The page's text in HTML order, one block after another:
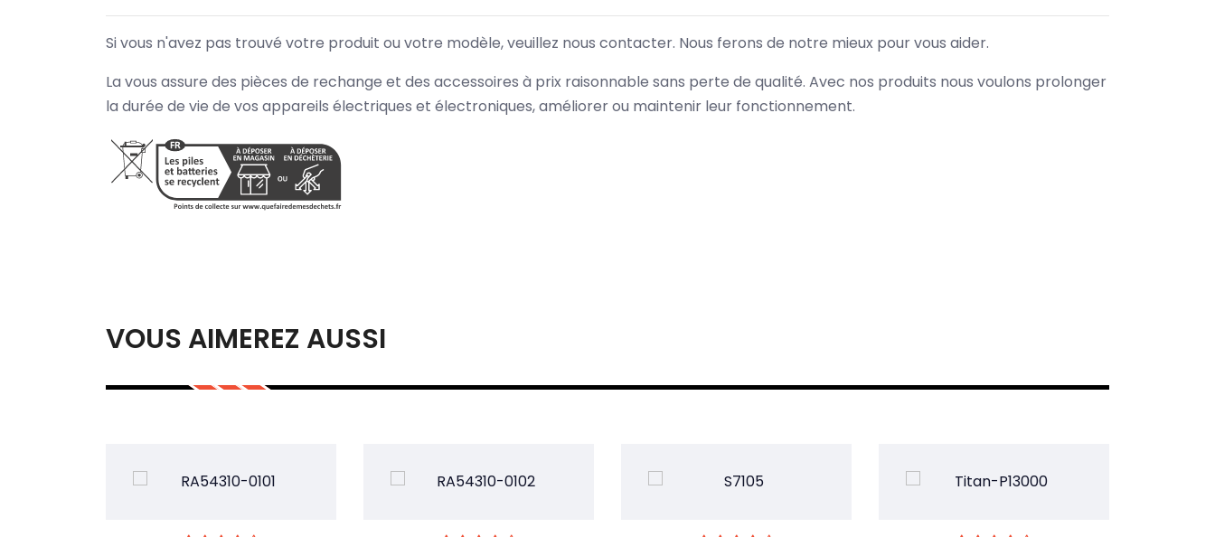
Si vous n'avez pas trouvé votre produit ou votre modèle, veuillez nous contacter. Nous ferons de notre mieux pour vous aider.
La vous assure des pièces de rechange et des accessoires à prix raisonnable sans perte de qualité. Avec nos produits nous voulons prolonger
la durée de vie de vos appareils électriques et électroniques, améliorer ou maintenir leur fonctionnement.
VOUS AIMEREZ AUSSI